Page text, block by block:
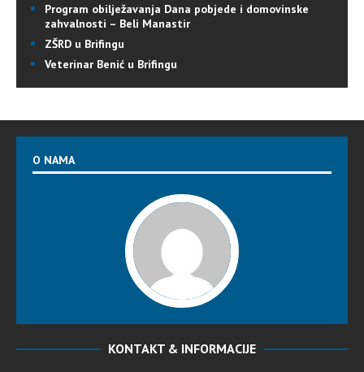
Program obilježavanja Dana pobjede i domovinske
zahvalnosti – Beli Manastir
ZŠRD u Brifingu
Veterinar Benić u Brifingu
O NAMA
KONTAKT & INFORMACIJE